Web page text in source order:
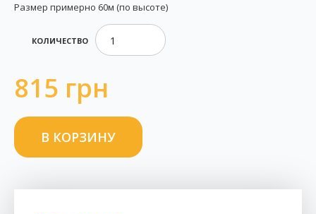
Размер примерно 60м (по высоте)
КОЛИЧЕСТВО
815 грн